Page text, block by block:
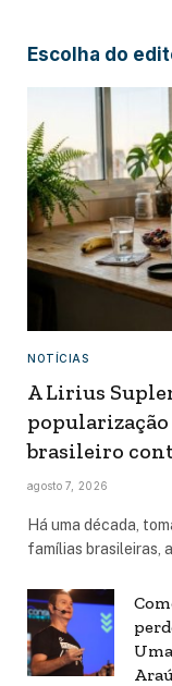
Escolha do
NOTÍCIAS
A Lirius
brasileiro
agosto 7, 2026
Há uma década,
famílias brasileiras,